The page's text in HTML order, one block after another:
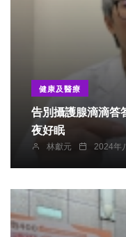
健康及醫療
告別攝護腺滴滴答答困擾 雷射手術助
夜好眠
林獻元 2024年